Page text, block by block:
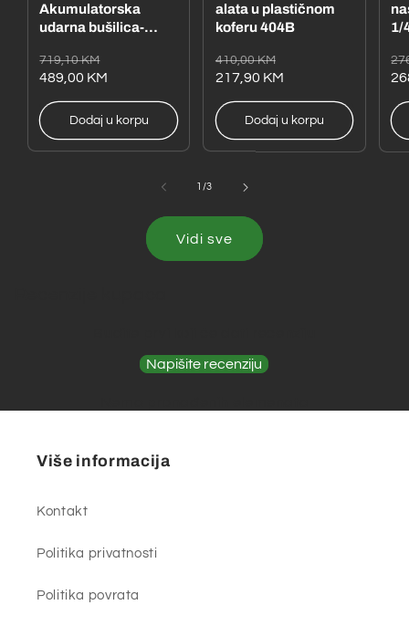
Akumulatorska
udarna bušilica-
DHP485RFE1
Redovna
cijena
719,10 KM
Akcijska
cijena
489,00 KM
Dodaj u korpu
alata u plastičnom
koferu 404B
Redovna
cijena
410,00 KM
Akcijska
cijena
217,90 KM
Dodaj u korpu
1/
1 /od
3
Vidi sve
Napišite recenziju
Više informacija
Kontakt
Politika privatnosti
Politika povrata